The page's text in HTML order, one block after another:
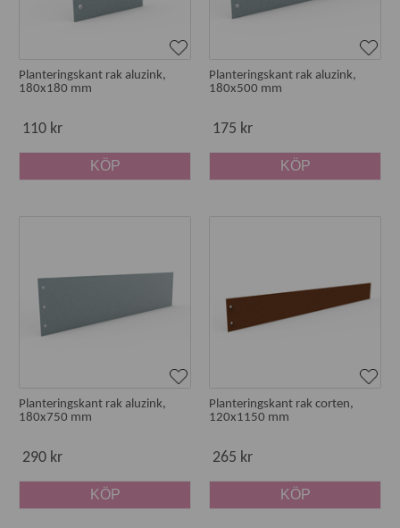
Planteringskant rak aluzink,
180x180 mm
110 kr
KÖP
Planteringskant rak aluzink,
180x500 mm
175 kr
KÖP
Planteringskant rak aluzink,
180x750 mm
290 kr
KÖP
Planteringskant rak corten,
120x1150 mm
265 kr
KÖP